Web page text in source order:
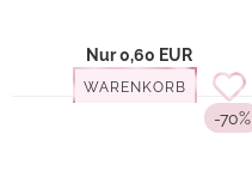
Nur 0,60 EUR
WARENKORB
-70%